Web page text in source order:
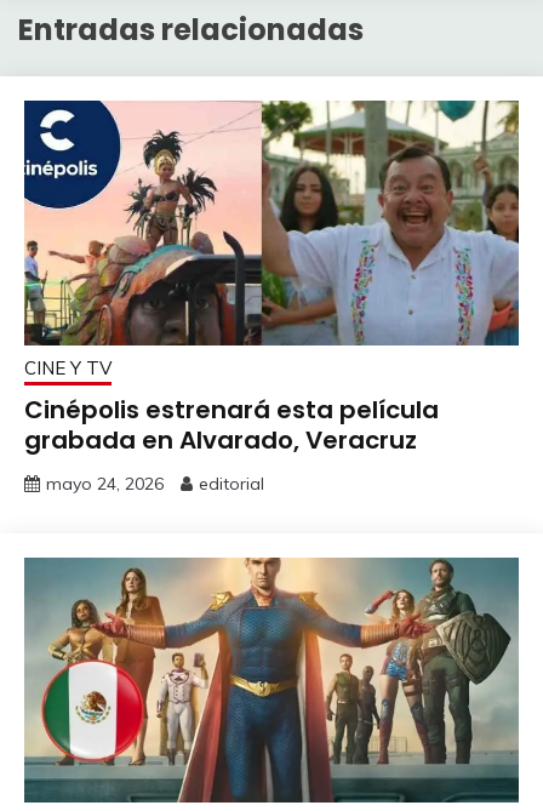
Entradas relacionadas
CINE Y TV
Cinépolis estrenará esta película
grabada en Alvarado, Veracruz
mayo 24, 2026 editorial